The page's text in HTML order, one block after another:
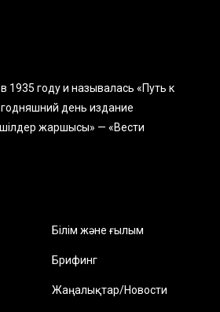
1935 году и называлась «Путь к
день издание
жаршысы» — «Вести
Білім және ғылым
Брифинг
Жаңалықтар/Новости